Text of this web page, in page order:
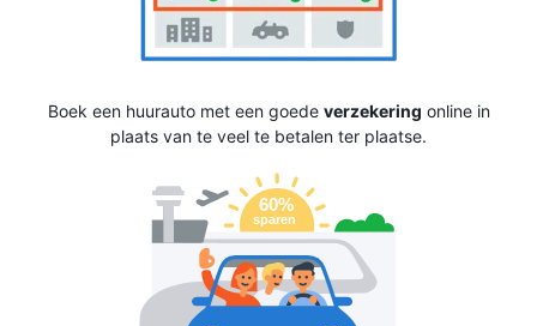
Boek een huurauto met een goede verzekering online in
plaats van te veel te betalen ter plaatse.